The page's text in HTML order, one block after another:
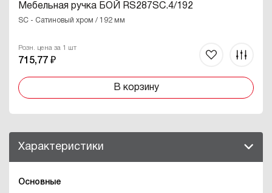
Мебельная ручка БОЙ RS287SC.4/192
SC - Сатиновый хром / 192 мм
Розн. цена за 1 шт
715,77 ₽
В корзину
Характеристики
Основные